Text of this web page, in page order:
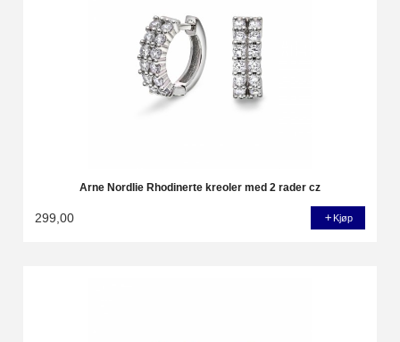
Arne Nordlie Rhodinerte kreoler med 2 rader cz
299,00 Kjøp